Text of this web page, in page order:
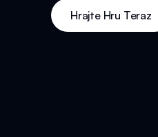
Hrajte Hru Teraz